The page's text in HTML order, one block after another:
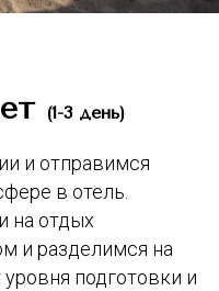
(1-3 день)
и отправимся
в отель.
на отдых
и разделимся на
подготовки и